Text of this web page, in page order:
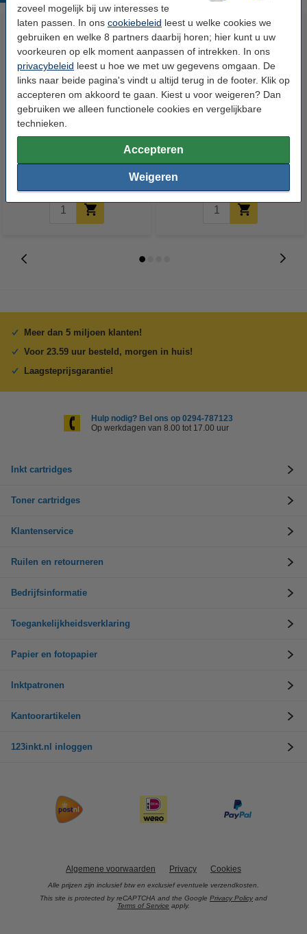
zoveel mogelijk bij uw interesses te
laten passen. In ons cookiebeleid leest u welke cookies we
gebruiken en welke 8 partners daarbij horen; hier kunt u uw
voorkeuren op elk moment aanpassen of intrekken. In ons
privacybeleid leest u hoe we met uw gegevens omgaan. De
links naar beide pagina's vindt u altijd terug in de footer. Klik op
accepteren om akkoord te gaan. Kiest u voor weigeren? Dan
gebruiken we alleen functionele cookies en vergelijkbare
technieken.
Accepteren
Weigeren
Brother TZe-RE54 tape goud op
roze 24 mm (origineel)
mintgroen 24 mm (origineel)
Meer dan 5 miljoen klanten!
Voor 23.59 uur besteld, morgen in huis!
Laagsteprijsgarantie!
Hulp nodig? Bel ons op 0294-787123
Op werkdagen van 8.00 tot 17.00 uur
Inkt cartridges
Toner cartridges
Klantenservice
Ruilen en retourneren
Bedrijfsinformatie
Toegankelijkheidsverklaring
Papier en fotopapier
Inktpatronen
Kantoorartikelen
123inkt.nl inloggen
Algemene voorwaarden Privacy Cookies
Alle prijzen zijn inclusief btw en exclusief eventuele verzendkosten.
This site is protected by reCAPTCHA and the Google Privacy Policy and
Terms of Service apply.